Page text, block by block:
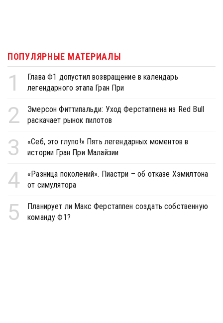
ПОПУЛЯРНЫЕ МАТЕРИАЛЫ
1
Глава Ф1 допустил возвращение в календарь
легендарного этапа Гран При
2
Эмерсон Фиттипальди: Уход Ферстаппена из Red Bull
раскачает рынок пилотов
3
«Себ, это глупо!» Пять легендарных моментов в
истории Гран При Малайзии
4
«Разница поколений». Пиастри – об отказе Хэмилтона
от симулятора
5
Планирует ли Макс Ферстаппен создать собственную
команду Ф1?